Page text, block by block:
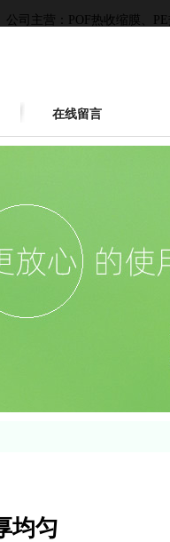
公司主营：POF热收缩膜、
在线留言
均匀